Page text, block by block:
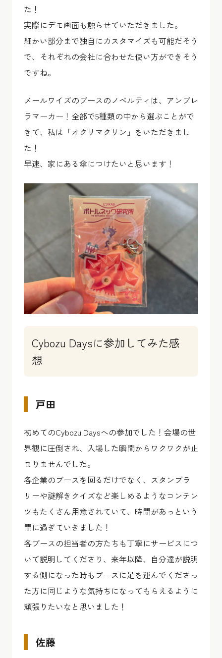
た！
実際にデモ画面も触らせていただきました。
細かい部分まで独自にカスタマイズも可能だそう
で、それぞれの会社に合わせた使い方ができそう
ですね。
メールワイズのブースのノベルティは、アンブレ
ラマーカー！全部で5種類の中から選ぶことがで
きて、私は「オクリマクリン」をいただきまし
た！
早速、家にある傘につけたいと思います！
Cybozu Daysに参加してみた感
想
戸田
初めてのCybozu Daysへの参加でした！会場の世
界観に圧倒され、入場した瞬間からワクワクが止
まりませんでした。
各企業のブースを回るだけでなく、スタンプラ
リーや謎解きクイズなど楽しめるようなコンテン
ツもたくさん用意されていて、時間があっという
間に過ぎていきました！
各ブースの担当者の方たちも丁寧にサービスにつ
いて説明してくださり、来年以降、自分達が説明
する側になった時もブースに足を運んでくださっ
た方に同じような気持ちになってもらえるように
頑張りたいなと思いました！
佐藤